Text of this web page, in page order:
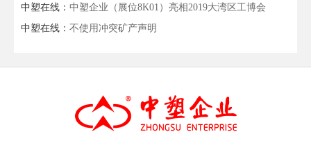
中塑在线： 中塑企业（展位8K01）亮相2019大湾区工博会
中塑在线： 不使用冲突矿产声明